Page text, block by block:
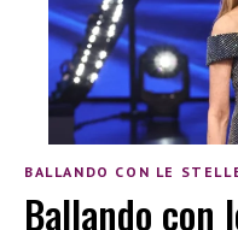
BALLANDO CON LE
Ballando con